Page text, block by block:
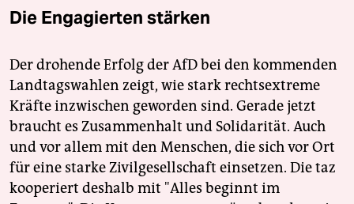
Die Engagierten stärken
Der drohende Erfolg der AfD bei den kommenden
Landtagswahlen zeigt, wie stark rechtsextreme
Kräfte inzwischen geworden sind. Gerade jetzt
braucht es Zusammenhalt und Solidarität. Auch
und vor allem mit den Menschen, die sich vor Ort
für eine starke Zivilgesellschaft einsetzen. Die taz
kooperiert deshalb mit "Alles beginnt im